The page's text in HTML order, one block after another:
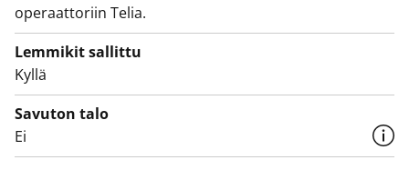
operaattoriin Telia.
Lemmikit sallittu
Kyllä
Savuton talo
Ei